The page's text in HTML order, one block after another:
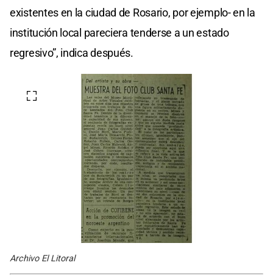
existentes en la ciudad de Rosario, por ejemplo- en la
institución local pareciera tenderse a un estado
regresivo”, indica después.
Archivo El Litoral